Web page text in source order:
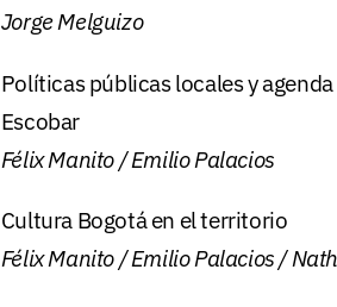
Jorge Melguizo
Políticas públicas locales y
Escobar
Félix Manito / Emilio Palacios
Cultura Bogotá en el territorio
Félix Manito / Emilio Palacios /